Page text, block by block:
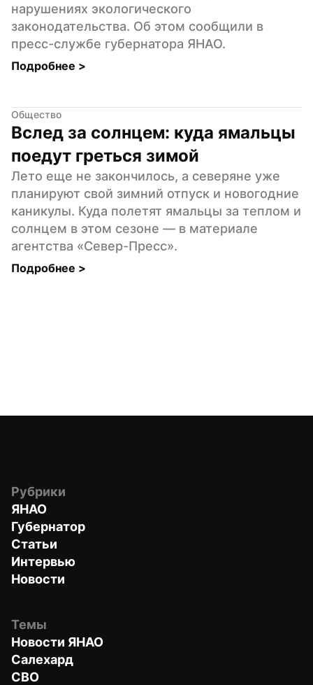
нарушениях экологического
законодательства. Об этом сообщили в
пресс-службе губернатора ЯНАО.
Подробнее >
Общество
Вслед за солнцем: куда ямальцы
поедут греться зимой
Лето еще не закончилось, а северяне уже
планируют свой зимний отпуск и новогодние
каникулы. Куда полетят ямальцы за теплом и
солнцем в этом сезоне — в материале
агентства «Север-Пресс».
Подробнее >
Рубрики
ЯНАО
Губернатор
Статьи
Интервью
Новости
Темы
Новости ЯНАО
Салехард
СВО